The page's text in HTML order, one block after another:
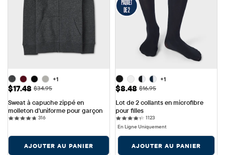
+1
Prix ​​de vente: $17.48
$17.48 Prix ​​d'origine: $34.95
$34.95
Sweat à capuche zippé en
molleton d'uniforme pour garçon
316316 reviews
AJOUTER AU PANIER
+1
Prix ​​de vente: $8.48
$8.48 Prix ​​d'origine: $16.95
$16.95
Lot de 2 collants en microfibre
pour filles
11231123 reviews
En Ligne Uniquement
AJOUTER AU PANIER